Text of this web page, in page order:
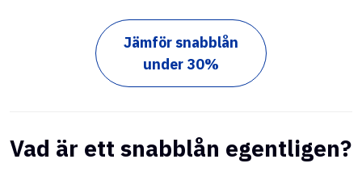
Jämför snabblån
under 30%
Vad är ett snabblån egentligen?